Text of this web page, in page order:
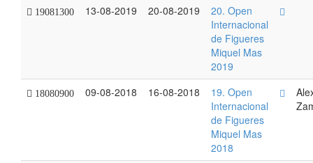
19081300 13-08-2019 20-08-2019
20. Open
Internacional
de Figueres
Miquel Mas
2019
18080900 09-08-2018 16-08-2018
19. Open
Internacional
de Figueres
Miquel Mas
2018